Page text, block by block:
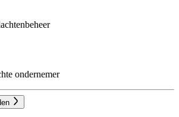
ondernemer